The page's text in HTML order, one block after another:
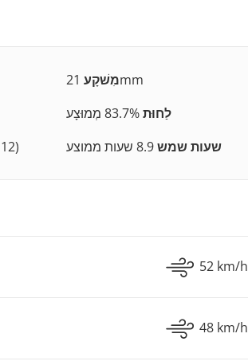
מִשׁקָע21mm
לַחוּת
12) שעות שמש
52 km/h
48 km/h